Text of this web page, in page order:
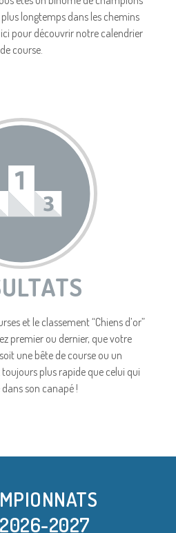
longtemps dans les chemins
pour découvrir notre calendrier
de course.
et le classement “Chiens d’or”
premier ou dernier, que votre
une bête de course ou un
plus rapide que celui qui
son canapé !
2026-2027